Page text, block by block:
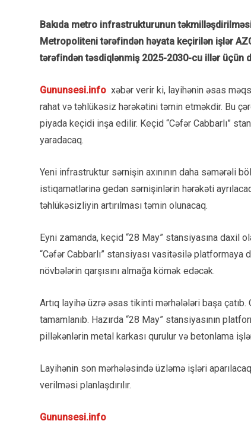
Bakıda metro infrastrukturunun
Metropoliteni tərəfindən həyata keçirilən işlər
tərəfindən təsdiqlənmiş 2025-2030-cu illər üçün
Gununsesi.info xəbər verir ki, layihənin əsas
rahat və təhlükəsiz hərəkətini təmin etməkdir. Bu
piyada keçidi inşa edilir. Keçid “Cəfər Cabbarlı”
yaradacaq.
Yeni infrastruktur sərnişin axınının daha səmərəli
istiqamətlərinə gedən sərnişinlərin hərəkəti
təhlükəsizliyin artırılması təmin olunacaq.
Eyni zamanda, keçid “28 May” stansiyasına daxil
“Cəfər Cabbarlı” stansiyası vasitəsilə
növbələrin qarşısını almağa kömək edəcək.
Artıq layihə üzrə əsas tikinti mərhələləri başa çatıb.
tamamlanıb. Hazırda “28 May” stansiyasının
pilləkənlərin metal karkası qurulur və betonlama
Layihənin son mərhələsində üzləmə işləri
verilməsi planlaşdırılır.
Gununsesi.info